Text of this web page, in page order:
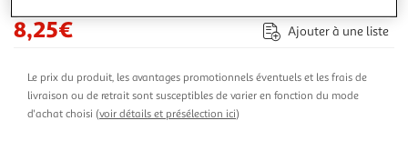
8,25€ Ajouter à une liste
Le prix du produit, les avantages promotionnels éventuels et les frais de
livraison ou de retrait sont susceptibles de varier en fonction du mode
d'achat choisi (voir détails et présélection ici)